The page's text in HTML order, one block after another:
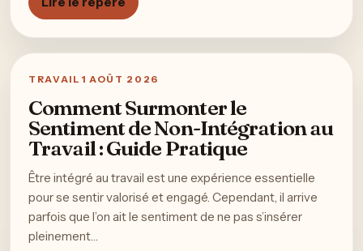
TRAVAIL 1 AOÛT 2026
Comment Surmonter le
Sentiment de Non-Intégration au
Travail : Guide Pratique
Être intégré au travail est une expérience essentielle
pour se sentir valorisé et engagé. Cependant, il arrive
parfois que l’on ait le sentiment de ne pas s’insérer
pleinement…